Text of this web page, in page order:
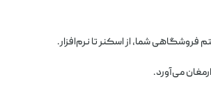
فروشگاهی شما، از اسکنر تا نرم‌افزار.
می‌آورد.